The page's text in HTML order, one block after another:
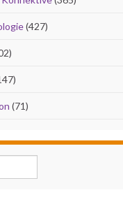
(427)
(71)